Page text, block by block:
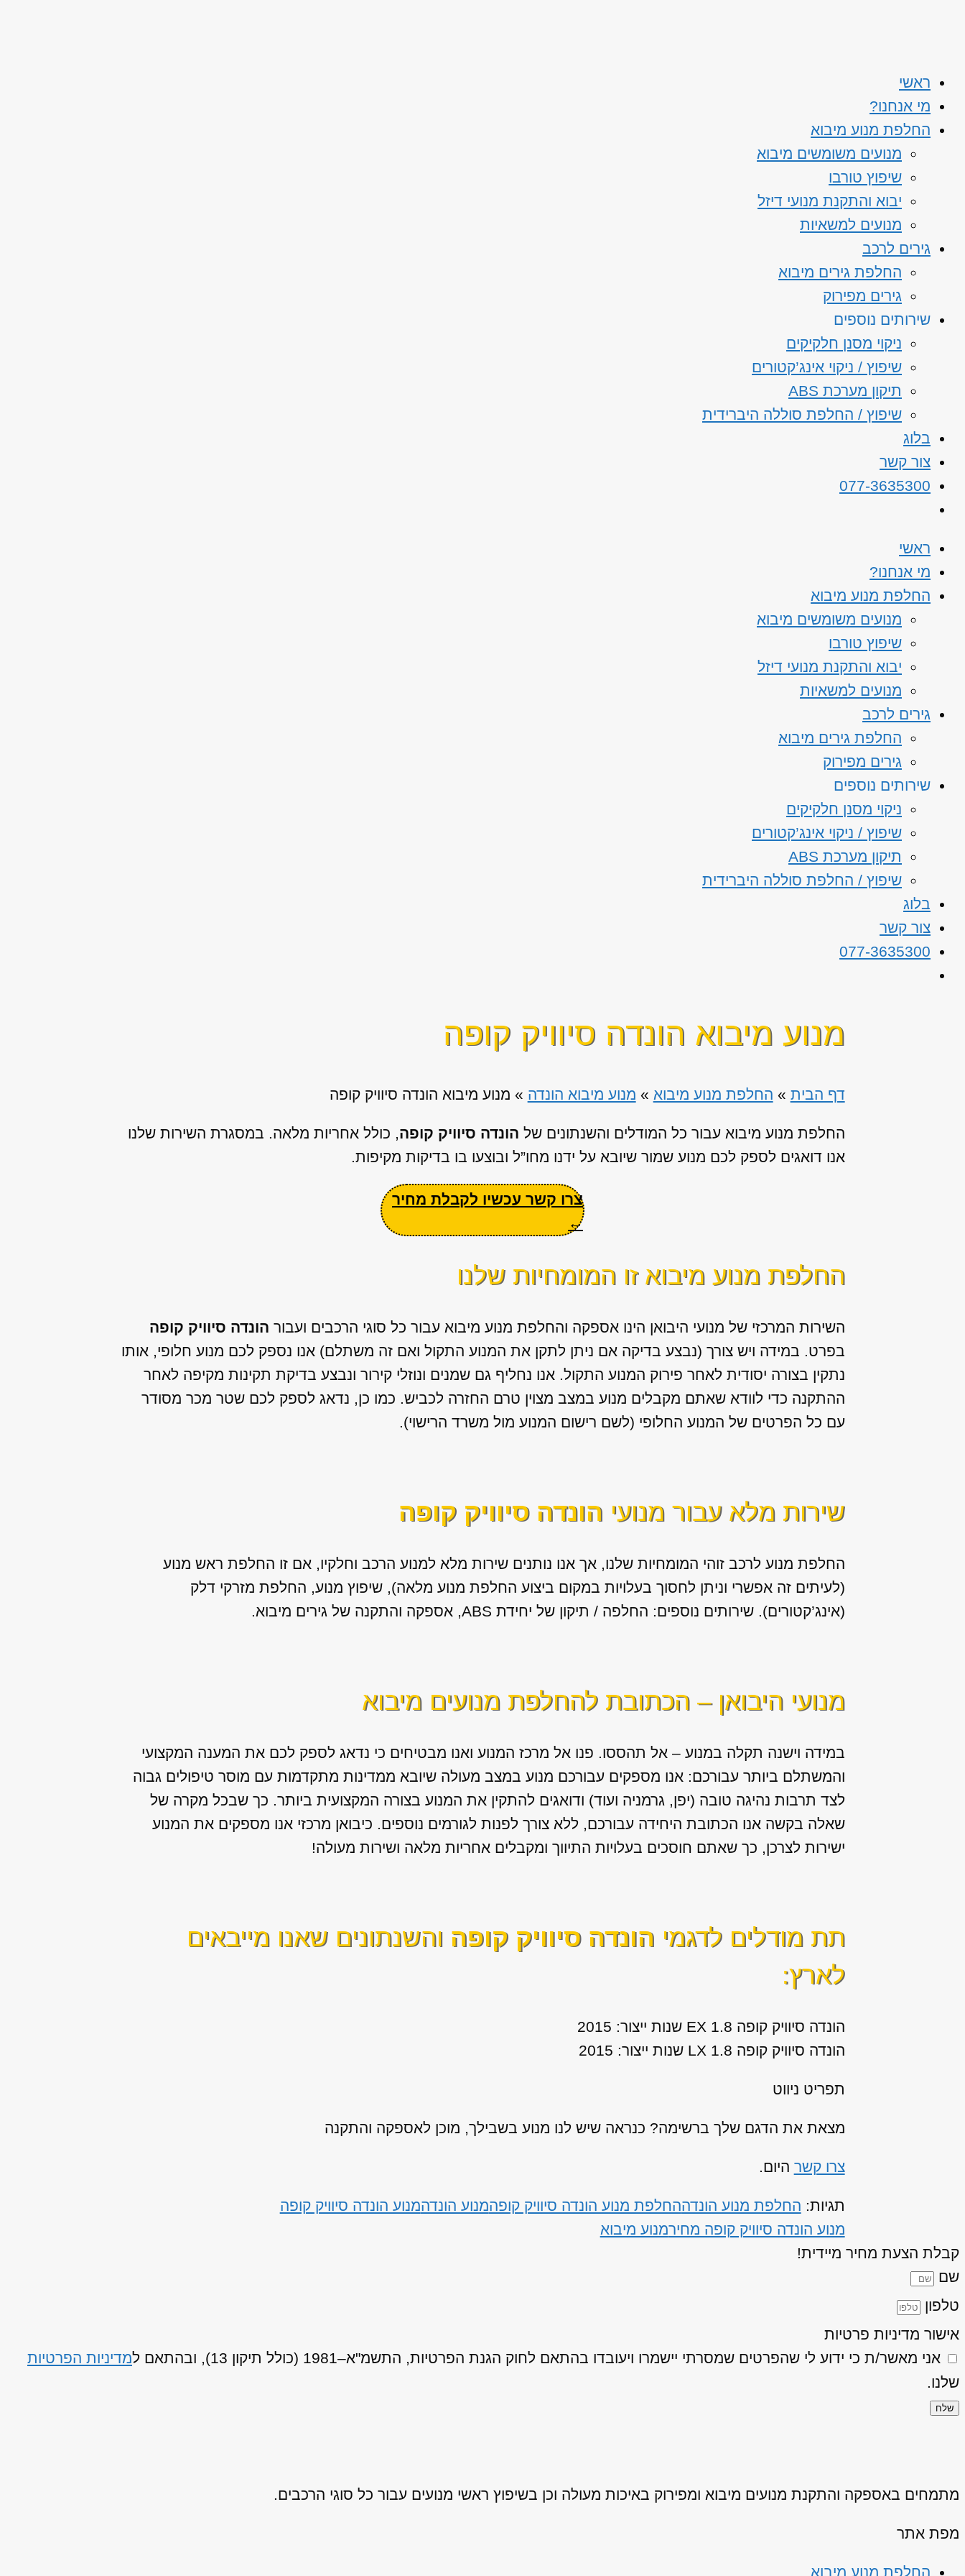
ראשי
מי אנחנו?
החלפת מנוע מיבוא
מנועים משומשים מיבוא
שיפוץ טורבו
יבוא והתקנת מנועי דיזל
מנועים למשאיות
גירים לרכב
החלפת גירים מיבוא
גירים מפירוק
שירותים נוספים
ניקוי מסנן חלקיקים
שיפוץ / ניקוי אינג’קטורים
תיקון מערכת ABS
שיפוץ / החלפת סוללה היברידית
בלוג
צור קשר
077-3635300
ראשי
מי אנחנו?
החלפת מנוע מיבוא
מנועים משומשים מיבוא
שיפוץ טורבו
יבוא והתקנת מנועי דיזל
מנועים למשאיות
גירים לרכב
החלפת גירים מיבוא
גירים מפירוק
שירותים נוספים
ניקוי מסנן חלקיקים
שיפוץ / ניקוי אינג’קטורים
תיקון מערכת ABS
שיפוץ / החלפת סוללה היברידית
בלוג
צור קשר
077-3635300
מנוע מיבוא הונדה סיוויק קופה
דף הבית » החלפת מנוע מיבוא » מנוע מיבוא הונדה » מנוע מיבוא הונדה סיוויק קופה
החלפת מנוע מיבוא עבור כל המודלים והשנתונים של הונדה סיוויק קופה, כולל אחריות מלאה. במסגרת השירות שלנו
אנו דואגים לספק לכם מנוע שמור שיובא על ידנו מחו”ל ובוצעו בו בדיקות מקיפות.
צרו קשר עכשיו לקבלת מחיר
←
החלפת מנוע מיבוא זו המומחיות שלנו
השירות המרכזי של מנועי היבואן הינו אספקה והחלפת מנוע מיבוא עבור כל סוגי הרכבים ועבור הונדה סיוויק קופה
בפרט. במידה ויש צורך (נבצע בדיקה אם ניתן לתקן את המנוע התקול ואם זה משתלם) אנו נספק לכם מנוע חלופי, אותו
נתקין בצורה יסודית לאחר פירוק המנוע התקול. אנו נחליף גם שמנים ונוזלי קירור ונבצע בדיקת תקינות מקיפה לאחר
ההתקנה כדי לוודא שאתם מקבלים מנוע במצב מצוין טרם החזרה לכביש. כמו כן, נדאג לספק לכם שטר מכר מסודר
עם כל הפרטים של המנוע החלופי (לשם רישום המנוע מול משרד הרישוי).
שירות מלא עבור מנועי הונדה סיוויק קופה
החלפת מנוע לרכב זוהי המומחיות שלנו, אך אנו נותנים שירות מלא למנוע הרכב וחלקיו, אם זו החלפת ראש מנוע
(לעיתים זה אפשרי וניתן לחסוך בעלויות במקום ביצוע החלפת מנוע מלאה), שיפוץ מנוע, החלפת מזרקי דלק
(אינג’קטורים). שירותים נוספים: החלפה / תיקון של יחידת ABS, אספקה והתקנה של גירים מיבוא.
מנועי היבואן – הכתובת להחלפת מנועים מיבוא
במידה וישנה תקלה במנוע – אל תהססו. פנו אל מרכז המנוע ואנו מבטיחים כי נדאג לספק לכם את המענה המקצועי
והמשתלם ביותר עבורכם: אנו מספקים עבורכם מנוע במצב מעולה שיובא ממדינות מתקדמות עם מוסר טיפולים גבוה
לצד תרבות נהיגה טובה (יפן, גרמניה ועוד) ודואגים להתקין את המנוע בצורה המקצועית ביותר. כך שבכל מקרה של
שאלה בקשה אנו הכתובת היחידה עבורכם, ללא צורך לפנות לגורמים נוספים. כיבואן מרכזי אנו מספקים את המנוע
ישירות לצרכן, כך שאתם חוסכים בעלויות התיווך ומקבלים אחריות מלאה ושירות מעולה!
תת מודלים לדגמי הונדה סיוויק קופה והשנתונים שאנו מייבאים
לארץ:
הונדה סיוויק קופה 1.8 EX שנות ייצור: 2015
הונדה סיוויק קופה 1.8 LX שנות ייצור: 2015
תפריט ניווט
מצאת את הדגם שלך ברשימה? כנראה שיש לנו מנוע בשבילך, מוכן לאספקה והתקנה
צרו קשר היום.
תגיות: החלפת מנוע הונדההחלפת מנוע הונדה סיוויק קופהמנוע הונדהמנוע הונדה סיוויק קופה
מנוע הונדה סיוויק קופה מחירמנוע מיבוא
קבלת הצעת מחיר מיידית!
שם
טלפון
אישור מדיניות פרטיות
אני מאשר/ת כי ידוע לי שהפרטים שמסרתי יישמרו ויעובדו בהתאם לחוק הגנת הפרטיות, התשמ"א–1981 (כולל תיקון 13), ובהתאם ל
מדיניות הפרטיות
שלנו.
שלח
מתמחים באספקה והתקנת מנועים מיבוא ומפירוק באיכות מעולה וכן בשיפוץ ראשי מנועים עבור כל סוגי הרכבים.
מפת אתר
החלפת מנוע מיבוא